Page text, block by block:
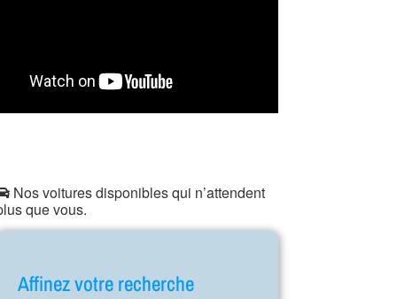
Nos voitures disponibles qui n’attendent
que vous.
Affinez votre recherche